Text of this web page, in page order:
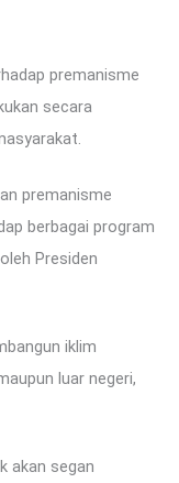
premanisme
secara
premanisme
berbagai program
Presiden
iklim
luar negeri,
akan segan